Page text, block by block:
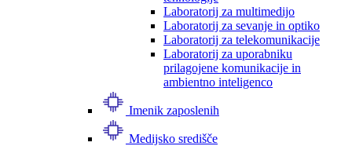
Laboratorij za multimedijo
Laboratorij za sevanje in optiko
Laboratorij za telekomunikacije
Laboratorij za uporabniku
prilagojene komunikacije in
ambientno inteligenco
Imenik zaposlenih
Medijsko središče